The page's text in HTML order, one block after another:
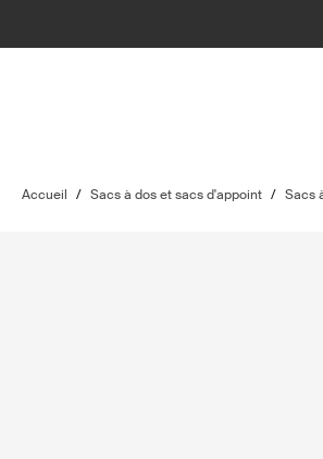
Accueil / Sacs à dos et sacs d'appoint / Sacs